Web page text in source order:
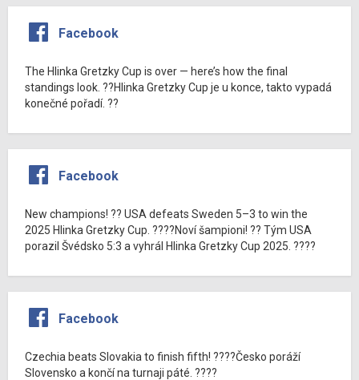
Facebook
The Hlinka Gretzky Cup is over — here’s how the final
standings look. ??Hlinka Gretzky Cup je u konce, takto vypadá
konečné pořadí. ??
Facebook
New champions! ?? USA defeats Sweden 5–3 to win the
2025 Hlinka Gretzky Cup. ????Noví šampioni! ?? Tým USA
porazil Švédsko 5:3 a vyhrál Hlinka Gretzky Cup 2025. ????
Facebook
Czechia beats Slovakia to finish fifth! ????Česko poráží
Slovensko a končí na turnaji páté. ????